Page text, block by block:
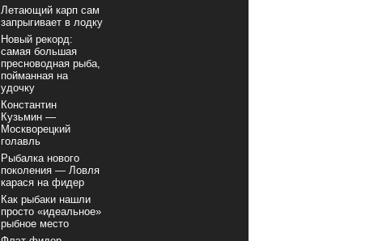
Летающий карп сам
запрыгивает в лодку
Новый рекорд:
самая большая
пресноводная рыба,
пойманная на
удочку
Константин
Кузьмин —
Москворецкий
голавль
Рыбалка нового
поколения — Ловля
карася на фидер
Как рыбаки нашли
просто «идеальное»
рыбное место